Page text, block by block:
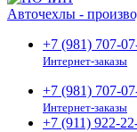
Авточехлы -
+7 (981) 707-
Интернет-заказы
+7 (981) 707-
Интернет-заказы
+7 (911) 922-